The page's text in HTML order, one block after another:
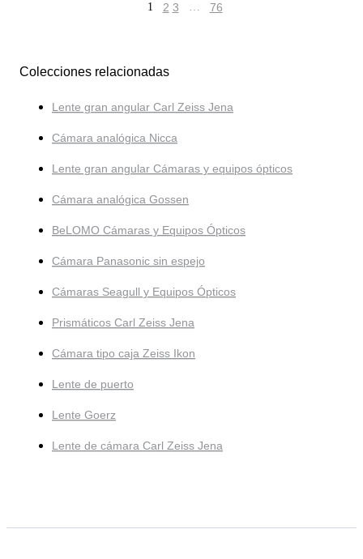
1 2 3 … 76
Colecciones relacionadas
Lente gran angular Carl Zeiss Jena
Cámara analógica Nicca
Lente gran angular Cámaras y equipos ópticos
Cámara analógica Gossen
BeLOMO Cámaras y Equipos Ópticos
Cámara Panasonic sin espejo
Cámaras Seagull y Equipos Ópticos
Prismáticos Carl Zeiss Jena
Cámara tipo caja Zeiss Ikon
Lente de puerto
Lente Goerz
Lente de cámara Carl Zeiss Jena